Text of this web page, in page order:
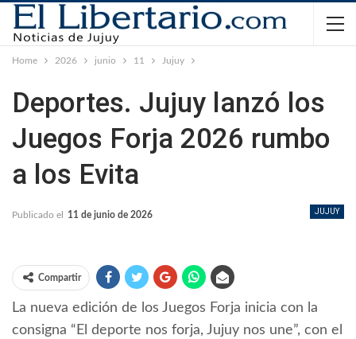
Home 2026 junio 11 Jujuy
Deportes. Jujuy lanzó los
Juegos Forja 2026 rumbo
a los Evita
JUJUY
Publicado el 11 de junio de 2026
Compartir
La nueva edición de los Juegos Forja inicia con la
consigna “El deporte nos forja, Jujuy nos une”, con el